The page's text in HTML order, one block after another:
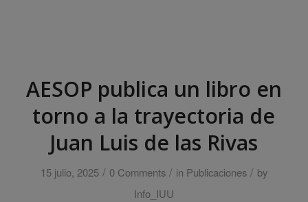
AESOP publica un libro en
torno a la trayectoria de
Juan Luis de las Rivas
15 julio, 2025 / 0 Comments / in Publicaciones / by
Info_IUU